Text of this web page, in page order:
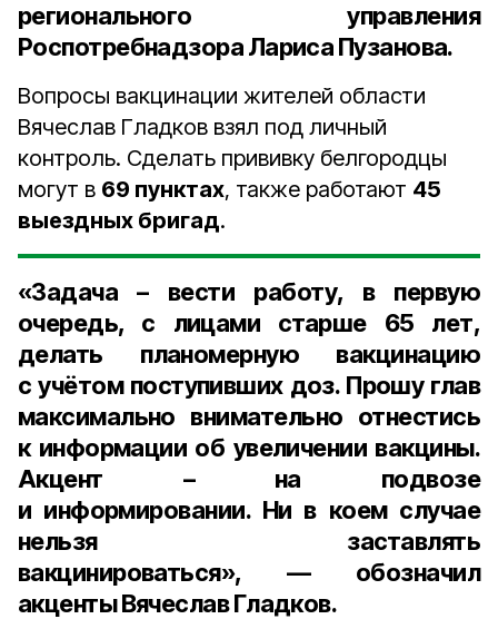
регионального управления
Роспотребнадзора Лариса Пузанова.
Вопросы вакцинации жителей области
Вячеслав Гладков взял под личный
контроль. Сделать прививку белгородцы
могут в 69 пунктах, также работают 45
выездных бригад.
«Задача – вести работу, в первую
очередь, с лицами старше 65 лет,
делать планомерную вакцинацию
с учётом поступивших доз. Прошу глав
максимально внимательно отнестись
к информации об увеличении вакцины.
Акцент – на подвозе
и информировании. Ни в коем случае
нельзя заставлять
вакцинироваться», — обозначил
акценты Вячеслав Гладков.